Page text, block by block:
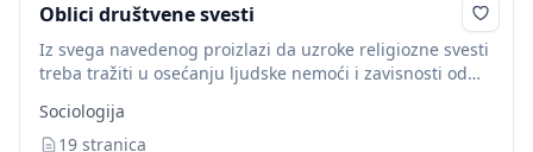
Oblici društvene svesti
Iz svega navedenog proizlazi da uzroke religiozne svesti
treba tražiti u osećanju ljudske nemoći i zavisnosti od
poznavao. Prema tome, religija je...
Sociologija
19 stranica